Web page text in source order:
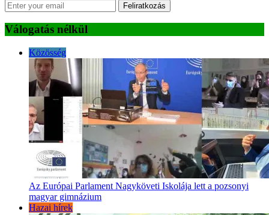
Feliratkozás
Válogatás nélkül
Közösség
Az Európai Parlament Nagyköveti Iskolája lett a pozsonyi
magyar gimnázium
Hazai hírek